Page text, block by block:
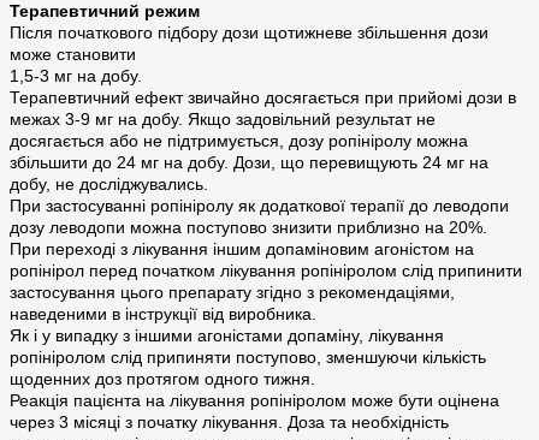
Терапевтичний режим
Після початкового підбору дози щотижневе збільшення дози
може становити
1,5-3 мг на добу.
Терапевтичний ефект звичайно досягається при прийомі дози в
межах 3-9 мг на добу. Якщо задовільний результат не
досягається або не підтримується, дозу ропініролу можна
збільшити до 24 мг на добу. Дози, що перевищують 24 мг на
добу, не досліджувались.
При застосуванні ропініролу як додаткової терапії до леводопи
дозу леводопи можна поступово знизити приблизно на 20%.
При переході з лікування іншим допаміновим агоністом на
ропінірол перед початком лікування ропініролом слід припинити
застосування цього препарату згідно з рекомендаціями,
наведеними в інструкції від виробника.
Як і у випадку з іншими агоністами допаміну, лікування
ропініролом слід припиняти поступово, зменшуючи кількість
щоденних доз протягом одного тижня.
Реакція пацієнта на лікування ропініролом може бути оцінена
через 3 місяці з початку лікування. Доза та необхідність